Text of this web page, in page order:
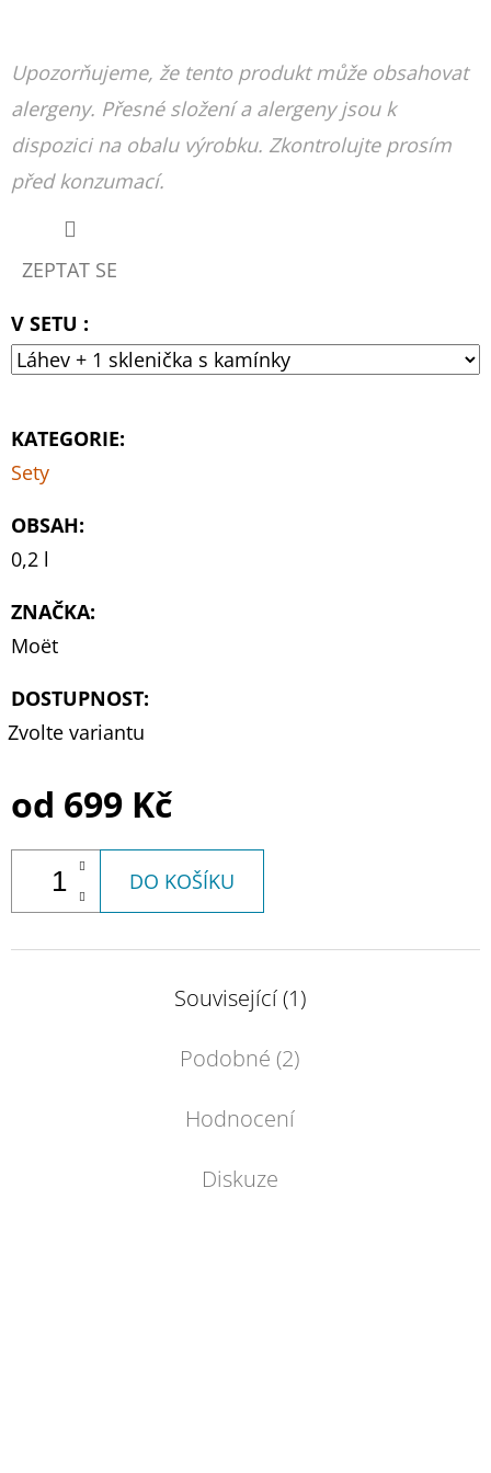
Upozorňujeme, že tento produkt může obsahovat
alergeny. Přesné složení a alergeny jsou k
dispozici na obalu výrobku. Zkontrolujte prosím
před konzumací.
ZEPTAT SE
V SETU :
KATEGORIE:
Sety
OBSAH:
0,2 l
ZNAČKA:
Moët
DOSTUPNOST:
Zvolte variantu
od 699 Kč
DO KOŠÍKU
Související (1)
Podobné (2)
Hodnocení
Diskuze